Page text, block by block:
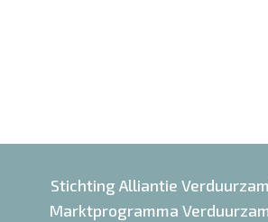
Stichting Alliantie
Marktprogramma